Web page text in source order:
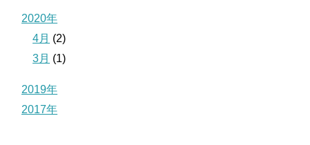
2020年
4月 (2)
3月 (1)
2019年
2017年